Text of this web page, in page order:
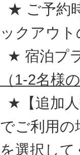
★ ご予約
ックアウ
★ 宿泊プ
（1-2名様
★【追加
でご利用の
を選択して